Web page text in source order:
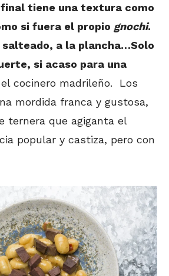
tiene una textura como
si fuera el propio gnochi.
salteado, a la plancha…Solo
si acaso para una
cocinero madrileño. Los
mordida franca y gustosa,
ternera que agiganta el
popular y castiza, pero con